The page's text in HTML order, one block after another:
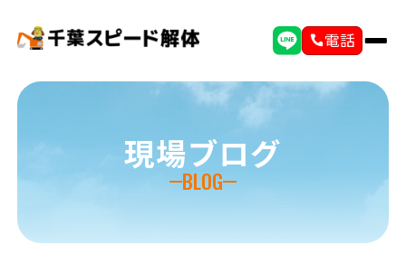
電話
現場ブログ
BLOG